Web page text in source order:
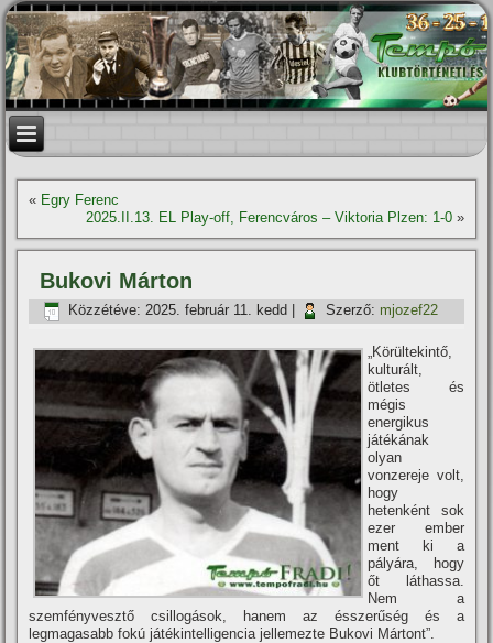
« Egry Ferenc
2025.II.13. EL Play-off, Ferencváros – Viktoria Plzen: 1-0»
Bukovi Márton
Közzétéve: 2025. február 11. kedd Szerző: mjozef22
„Körültekintő,
kulturált,
ötletes és
mégis
energikus
játékának
olyan
vonzereje volt,
hogy
hetenként sok
ezer ember
ment ki a
pályára, hogy
őt láthassa.
Nem a
szemfényvesztő csillogások, hanem az ésszerűség és a
legmagasabb fokú játékintelligencia jellemezte Bukovi Mártont”.